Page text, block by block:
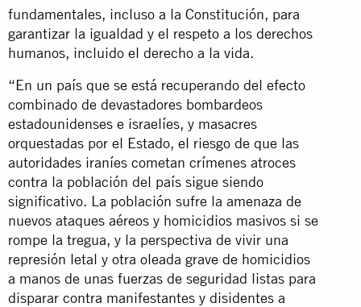
fundamentales, incluso a la Constitución, para
garantizar la igualdad y el respeto a los derechos
humanos, incluido el derecho a la vida.
“En un país que se está recuperando del efecto
combinado de devastadores bombardeos
estadounidenses e israelíes, y masacres
orquestadas por el Estado, el riesgo de que las
autoridades iraníes cometan crímenes atroces
contra la población del país sigue siendo
significativo. La población sufre la amenaza de
nuevos ataques aéreos y homicidios masivos si se
rompe la tregua, y la perspectiva de vivir una
represión letal y otra oleada grave de homicidios
a manos de unas fuerzas de seguridad listas para
disparar contra manifestantes y disidentes a